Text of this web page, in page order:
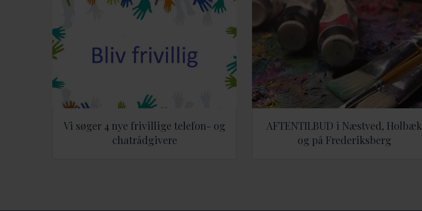
Vi søger 4 nye frivillige telefon- og
chatrådgivere
AFTENTILBUD i Næstved, Holbæk
og på Frederiksberg